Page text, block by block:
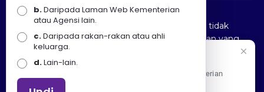
Penafian : Kerajaan Malaysia dan Kementerian
Pelancongan Seni dan Budaya (MOTAC) adalah tidak
bertanggungjawab atas kehilangan atau kerugian yang
disebabkan oleh penggunaan mana-mana maklumat
yang diperolehi dari portal ini.
b.Daripada Laman Web Kementerian
atau Agensi lain.
c.Daripada rakan-rakan atau ahli
keluarga.
d.Lain-lain.
Apa Khabar! Selamat datang ke Portal Rasmi Kementerian
Pelancongan, Seni dan Budaya